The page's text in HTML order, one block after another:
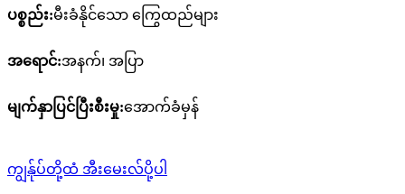
ပစ္စည်း:မီးခံနိုင်သော ကြွေထည်များ
အရောင်:အနက်၊ အပြာ
မျက်နှာပြင်ပြီးစီးမှု:အောက်ခံမှန်
ကျွန်ုပ်တို့ထံ အီးမေးလ်ပို့ပါ